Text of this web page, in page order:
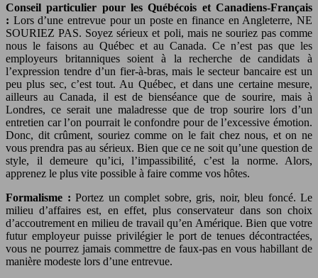
Conseil particulier pour les Québécois et Canadiens-Français
: Lors d’une entrevue pour un poste en finance en Angleterre, NE
SOURIEZ PAS. Soyez sérieux et poli, mais ne souriez pas comme
nous le faisons au Québec et au Canada. Ce n’est pas que les
employeurs britanniques soient à la recherche de candidats à
l’expression tendre d’un fier-à-bras, mais le secteur bancaire est un
peu plus sec, c’est tout. Au Québec, et dans une certaine mesure,
ailleurs au Canada, il est de bienséance que de sourire, mais à
Londres, ce serait une maladresse que de trop sourire lors d’un
entretien car l’on pourrait le confondre pour de l’excessive émotion.
Donc, dit crûment, souriez comme on le fait chez nous, et on ne
vous prendra pas au sérieux. Bien que ce ne soit qu’une question de
style, il demeure qu’ici, l’impassibilité, c’est la norme. Alors,
apprenez le plus vite possible à faire comme vos hôtes.
Formalisme : Portez un complet sobre, gris, noir, bleu foncé. Le
milieu d’affaires est, en effet, plus conservateur dans son choix
d’accoutrement en milieu de travail qu’en Amérique. Bien que votre
futur employeur puisse privilégier le port de tenues décontractées,
vous ne pourrez jamais commettre de faux-pas en vous habillant de
manière modeste lors d’une entrevue.